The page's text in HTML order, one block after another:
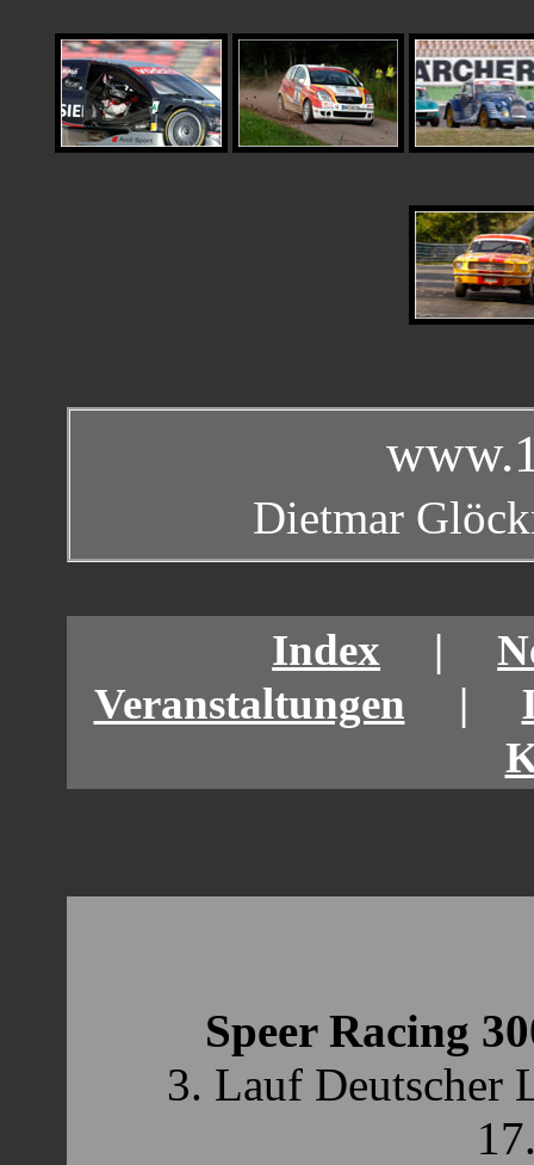
Dietmar
Index |
Veranstaltungen |
Speer Racing
3. Lauf Deutscher